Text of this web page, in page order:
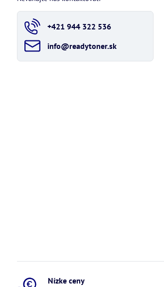
+421 944 322 536
info​@readytoner​.sk
Nízke ceny